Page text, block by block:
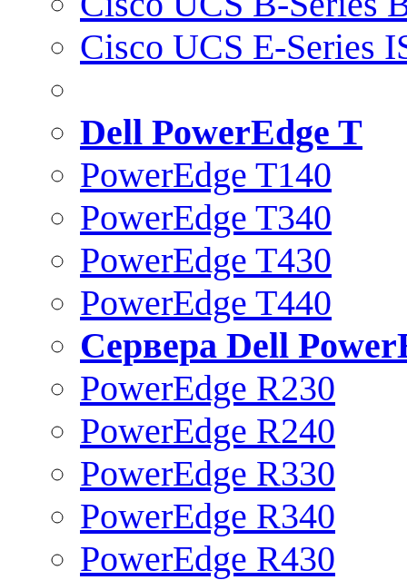
Cisco UCS E-Series
Dell PowerEdge T
PowerEdge T140
PowerEdge T340
PowerEdge T430
PowerEdge T440
Сервера Dell
PowerEdge R230
PowerEdge R240
PowerEdge R330
PowerEdge R340
PowerEdge R430